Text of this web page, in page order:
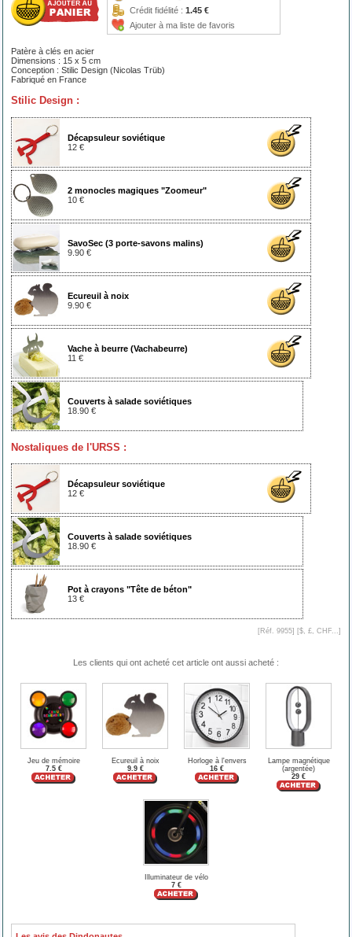
Crédit fidélité : 1.45 €
Ajouter à ma liste de favoris
Patère à clés en acier
Dimensions : 15 x 5 cm
Conception : Stilic Design (Nicolas Trüb)
Fabriqué en France
Stilic Design :
Décapsuleur soviétique
12 €
2 monocles magiques "Zoomeur"
10 €
SavoSec (3 porte-savons malins)
9.90 €
Ecureuil à noix
9.90 €
Vache à beurre (Vachabeurre)
11 €
Couverts à salade soviétiques
18.90 €
Nostaliques de l'URSS :
Décapsuleur soviétique
12 €
Couverts à salade soviétiques
18.90 €
Pot à crayons "Tête de béton"
13 €
[Réf. 9955] [$, £, CHF... ]
Les clients qui ont acheté cet article ont aussi acheté :
Jeu de mémoire
7.5 €
Ecureuil à noix
9.9 €
Horloge à l'envers
16 €
Lampe magnétique
(argentée)
29 €
Illuminateur de vélo
7 €